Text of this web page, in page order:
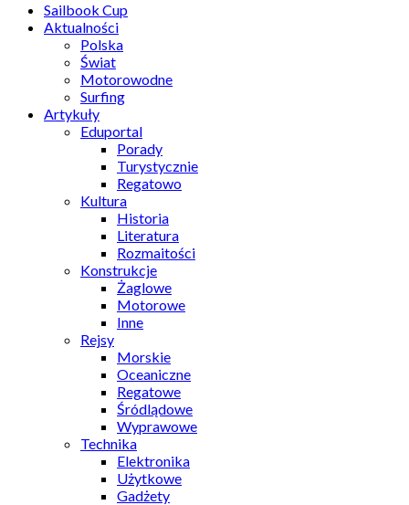
Sailbook Cup
Aktualności
Polska
Świat
Motorowodne
Surfing
Artykuły
Eduportal
Porady
Turystycznie
Regatowo
Kultura
Historia
Literatura
Rozmaitości
Konstrukcje
Żaglowe
Motorowe
Inne
Rejsy
Morskie
Oceaniczne
Regatowe
Śródlądowe
Wyprawowe
Technika
Elektronika
Użytkowe
Gadżety